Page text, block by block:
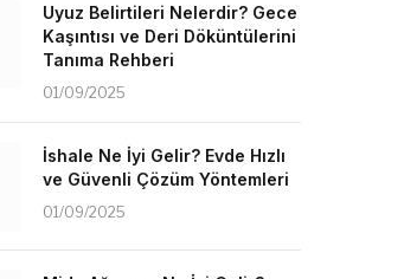
Uyuz Belirtileri Nelerdir? Gece
Kaşıntısı ve Deri Döküntülerini
Tanıma Rehberi
01/09/2025
İshale Ne İyi Gelir? Evde Hızlı
ve Güvenli Çözüm Yöntemleri
01/09/2025